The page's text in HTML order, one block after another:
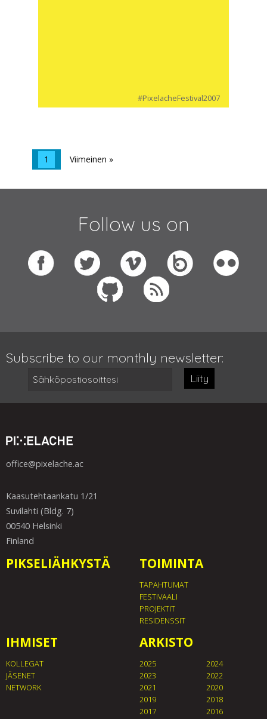
#PixelacheFestival2007
1 Viimeinen »
Follow us on
Subscribe to our monthly newsletter:
Liity
office@pixelache.ac
Kaasutehtaankatu 1/21
Suvilahti (Bldg. 7)
00540 Helsinki
Finland
PIKSELIÄHKYSTÄ TOIMINTA
TAPAHTUMAT
FESTIVAALI
PROJEKTIT
RESIDENSSIT
IHMISET
KOLLEGAT
JÄSENET
NETWORK
ARKISTO
2025
2024
2023
2022
2021
2020
2019
2018
2017
2016